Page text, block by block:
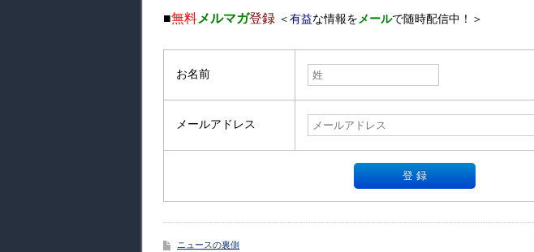
■無料メルマガ登録 ＜有益な情報を メールで随時配信中！＞
お名前
メールアドレス
ニュースの裏側